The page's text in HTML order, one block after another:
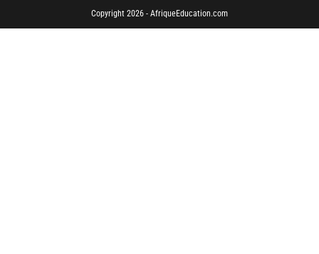
Copyright 2026 - AfriqueEducation.com